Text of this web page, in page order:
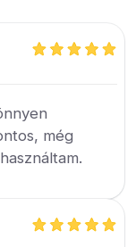
még